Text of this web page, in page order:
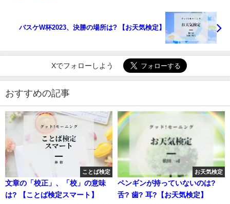
バスケW杯2023、決勝の場所は? 【お天気検定】
Xでフォローしよう
おすすめの記事
ことば検定
文章の「校正」、「校」の意味
は? 【ことば検定スマート】
お天気検定
ペンギンが持っていないのは?
舌? 歯? 耳?【お天気検定】